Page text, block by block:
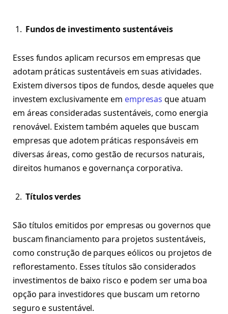
Fundos de investimento sustentáveis
Esses fundos aplicam recursos em empresas que
adotam práticas sustentáveis em suas atividades.
Existem diversos tipos de fundos, desde aqueles que
investem exclusivamente em empresas que atuam
em áreas consideradas sustentáveis, como energia
renovável. Existem também aqueles que buscam
empresas que adotem práticas responsáveis em
diversas áreas, como gestão de recursos naturais,
direitos humanos e governança corporativa.
Títulos verdes
São títulos emitidos por empresas ou governos que
buscam financiamento para projetos sustentáveis,
como construção de parques eólicos ou projetos de
reflorestamento. Esses títulos são considerados
investimentos de baixo risco e podem ser uma boa
opção para investidores que buscam um retorno
seguro e sustentável.